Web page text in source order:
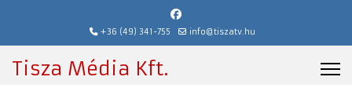
+36 (49) 341-755 info@tiszatv.hu
Tisza Média Kft.